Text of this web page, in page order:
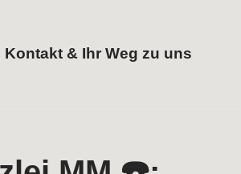
Kontakt & Ihr Weg zu uns